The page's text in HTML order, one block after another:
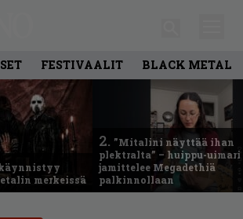
FESTIVAALIT BLACK METAL
merkeissä
2. ”Mitalini näyttää ihan
plektralta” – huippu-uimari
jamittelee Megadethiä
palkinnollaan